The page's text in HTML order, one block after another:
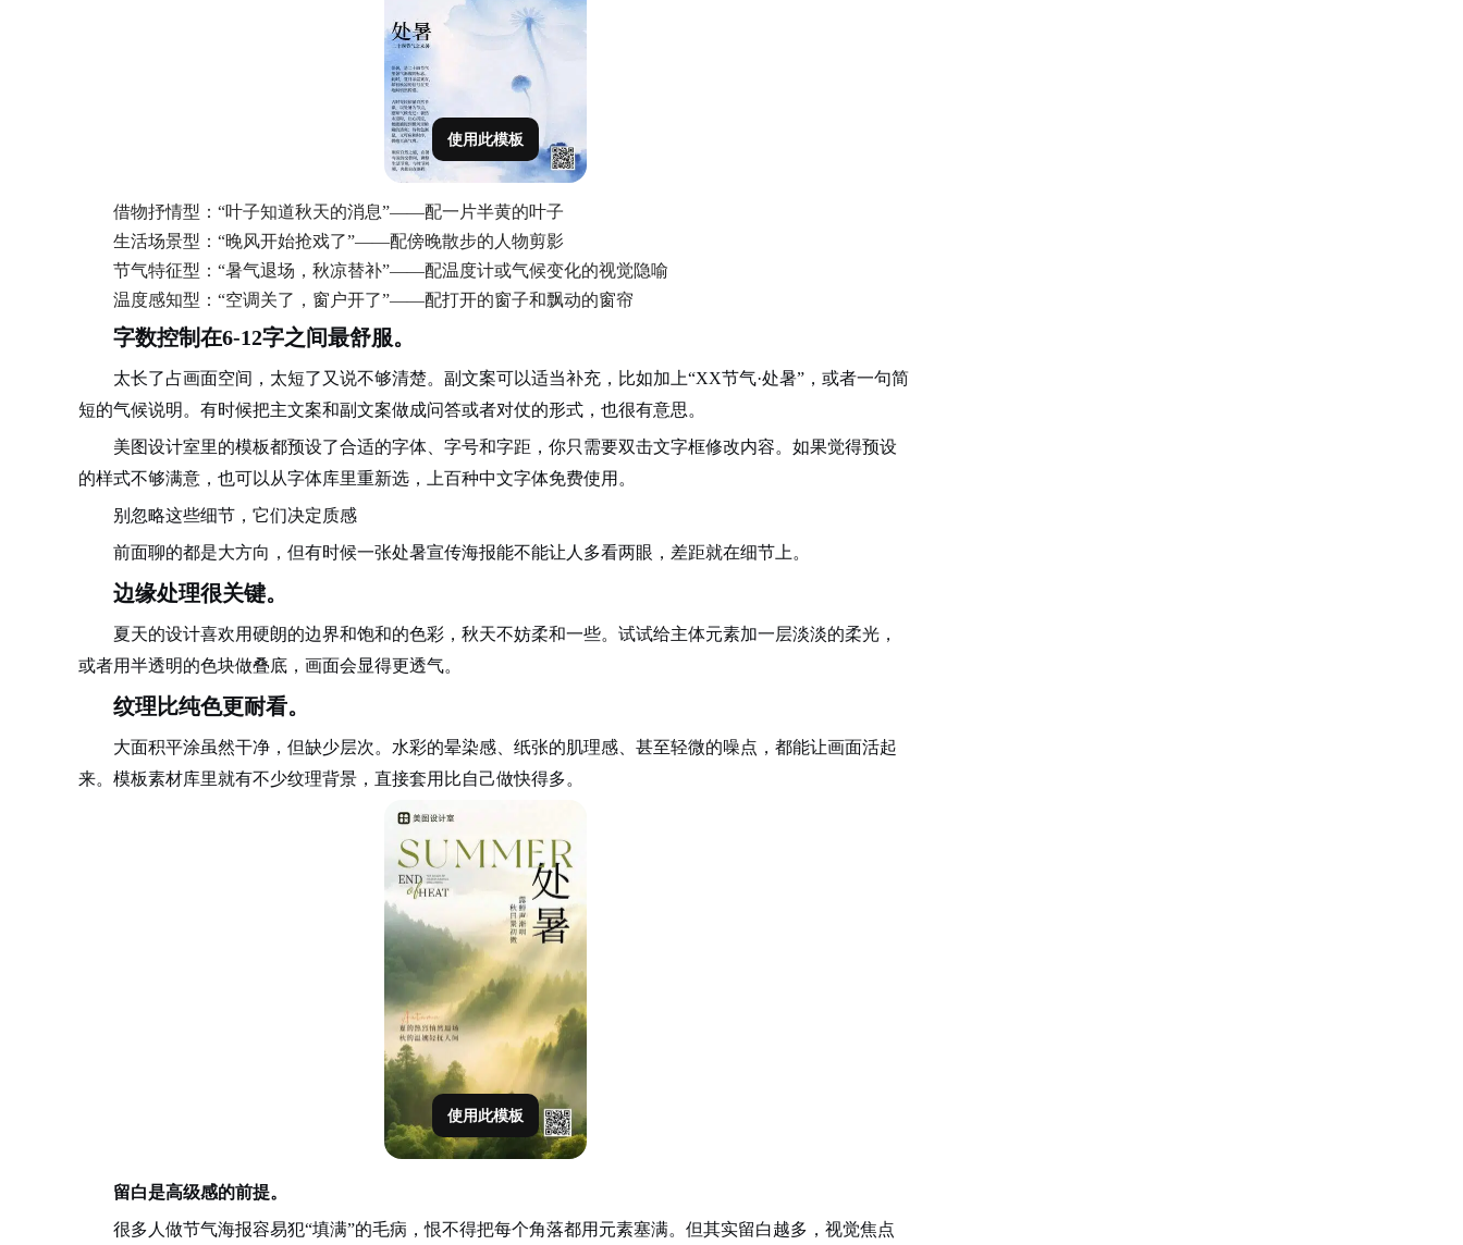
使用此模板
借物抒情型：“叶子知道秋天的消息”——配一片半黄的叶子
生活场景型：“晚风开始抢戏了”——配傍晚散步的人物剪影
节气特征型：“暑气退场，秋凉替补”——配温度计或气候变化的视觉隐喻
温度感知型：“空调关了，窗户开了”——配打开的窗子和飘动的窗帘
字数控制在6-12字之间最舒服。
太长了占画面空间，太短了又说不够清楚。副文案可以适当补充，比如加上“XX节气·处暑”，或者一句简
短的气候说明。有时候把主文案和副文案做成问答或者对仗的形式，也很有意思。
美图设计室里的模板都预设了合适的字体、字号和字距，你只需要双击文字框修改内容。如果觉得预设
的样式不够满意，也可以从字体库里重新选，上百种中文字体免费使用。
别忽略这些细节，它们决定质感
前面聊的都是大方向，但有时候一张处暑宣传海报能不能让人多看两眼，差距就在细节上。
边缘处理很关键。
夏天的设计喜欢用硬朗的边界和饱和的色彩，秋天不妨柔和一些。试试给主体元素加一层淡淡的柔光，
或者用半透明的色块做叠底，画面会显得更透气。
纹理比纯色更耐看。
大面积平涂虽然干净，但缺少层次。水彩的晕染感、纸张的肌理感、甚至轻微的噪点，都能让画面活起
来。模板素材库里就有不少纹理背景，直接套用比自己做快得多。
使用此模板
留白是高级感的前提。
很多人做节气海报容易犯“填满”的毛病，恨不得把每个角落都用元素塞满。但其实留白越多，视觉焦点